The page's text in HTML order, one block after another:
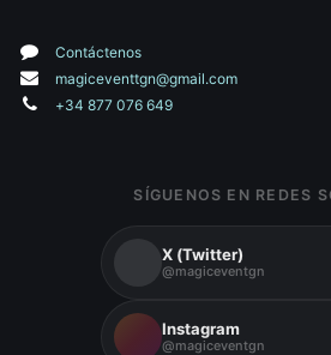
Contáctenos
magiceventtgn@gmail.com
+34 877 076 649
SÍGUENOS EN REDES
X (Twitter)
@magiceventgn
Instagram
@magiceventgn